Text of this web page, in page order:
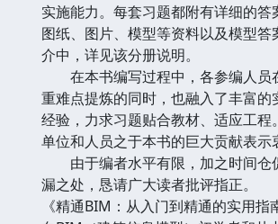
实施能力。每套习题都附有详细的答
图纸、图片、模型等资料以及模型答
介中，详见该分册说明。
在本书编写过程中，各参编人员
重难点提炼的同时，也融入了丰富的
经验，力求习题贴合教材、适应工程
单位和人员之于本书的巨大贡献表示
由于编者水平有限，加之时间仓
漏之处，恳请广大读者批评指正。
《精通BIM：从入门到精通的实用指